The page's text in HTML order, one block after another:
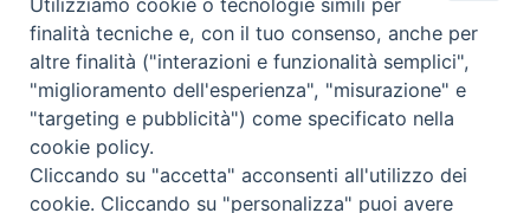
| Map data © OpenStreetMap contributors
86039 Termoli Molise Italia
F P L X T W T
finalità tecniche e, con il tuo consenso, anche per
altre finalità ("interazioni e funzionalità semplici",
"miglioramento dell'esperienza", "misurazione" e
"targeting e pubblicità") come specificato nella
cookie policy.
Cliccando su "accetta" acconsenti all'utilizzo dei
cookie. Cliccando su "personalizza" puoi avere